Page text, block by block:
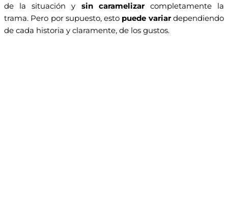
de la situación y sin caramelizarcompletamente la
trama. Pero por supuesto, esto puede variardependiendo
de cada historia y claramente, de los gustos.